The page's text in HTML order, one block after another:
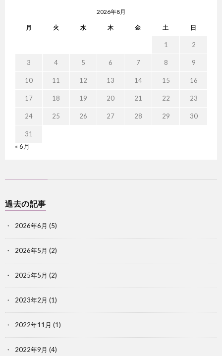
2026年8月
月 火 水 木 金 土 日
1 2
3 4 5 6 7 8 9
10 11 12 13 14 15 16
17 18 19 20 21 22 23
24 25 26 27 28 29 30
31
« 6月
過去の記事
2026年6月 (5)
2026年5月 (2)
2025年5月 (2)
2023年2月 (1)
2022年11月 (1)
2022年9月 (4)